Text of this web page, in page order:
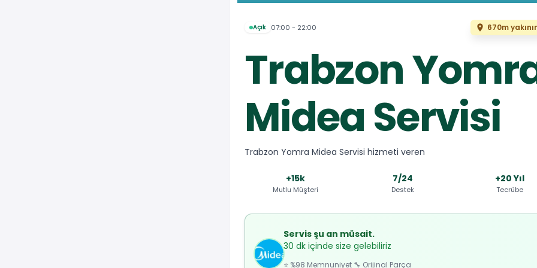
Açık 07:00 - 22:00 670m
Trabzon
Midea Servisi
Trabzon Yomra Midea Servisi hizmeti veren
+15k
Mutlu Müşteri
7/24
Destek
+20 Yıl
Tecrübe
Servis şu an müsait.
30 dk içinde size gelebiliriz
⭐ %98 Memnuniyet 🔧 Orijinal Parça